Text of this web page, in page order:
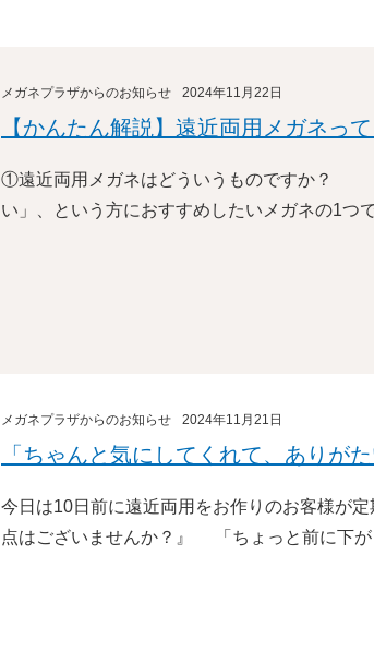
メガネプラザからのお知らせ 2024年11月22日
【かんたん解説】遠近両用メガネっ
①遠近両用メガネはどういうものですか？
い」、という方におすすめしたいメガネの1
メガネプラザからのお知らせ 2024年11月21日
「ちゃんと気にしてくれて、ありが
今日は10日前に遠近両用をお作りのお客様が
点はございませんか？』 「ちょっと前に